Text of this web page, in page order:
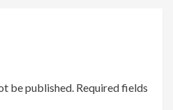
be published. Required fields